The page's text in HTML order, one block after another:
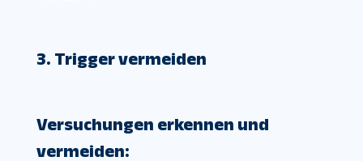
3. Trigger vermeiden
Versuchungen erkennen und
vermeiden: